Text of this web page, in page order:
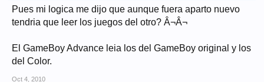
Pues mi logica me dijo que aunque fuera aparto nuevo
tendria que leer los juegos del otro? Â¬Â¬
El GameBoy Advance leia los del GameBoy original y los
del Color.
Oct 4, 2010